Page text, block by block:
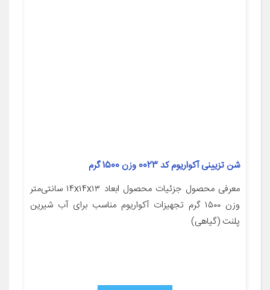
شن تزیینی آکواریوم کد 0023 وزن 1500 گرم
معرفی محصول جزئیات محصول ابعاد ۱۴x۱۴x۱۳ سانتی‌متر
وزن ۱۵۰۰ گرم تجهیزات آکواریوم مناسب برای آب شیرین
پلنت (گیاهی)